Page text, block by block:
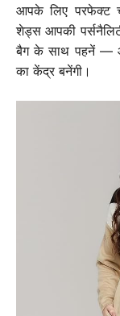
आपके लिए परफेक्ट
शेड्स आपकी
बैग के साथ पहनें —
का केंद्र बनेंगी।